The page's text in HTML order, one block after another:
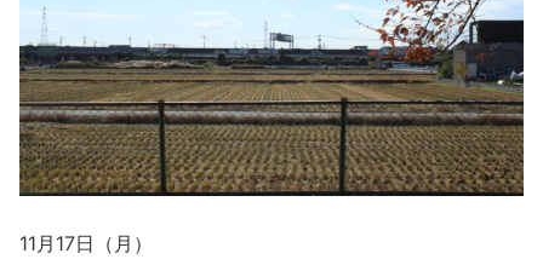
11月17日（月）